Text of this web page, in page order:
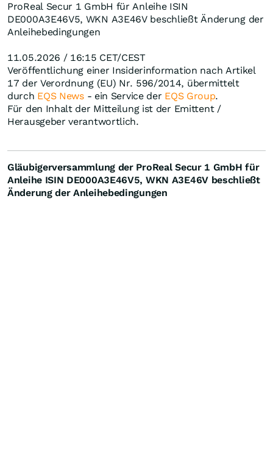
ProReal Secur 1 GmbH für Anleihe ISIN
DE000A3E46V5, WKN A3E46V beschließt Änderung der
Anleihebedingungen
11.05.2026 / 16:15 CET/CEST
Veröffentlichung einer Insiderinformation nach Artikel
17 der Verordnung (EU) Nr. 596/2014, übermittelt
durch EQS News- ein Service der EQS Group.
Für den Inhalt der Mitteilung ist der Emittent /
Herausgeber verantwortlich.
Gläubigerversammlung der ProReal Secur 1 GmbH für
Anleihe ISIN DE000A3E46V5, WKN A3E46V beschließt
Änderung der Anleihebedingungen